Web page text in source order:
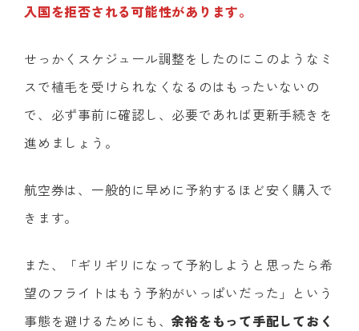
入国を拒否される可能性があります。
せっかくスケジュール調整をしたのにこのようなミ
スで植毛を受けられなくなるのはもったいないの
で、必ず事前に確認し、必要であれば更新手続きを
進めましょう。
航空券は、一般的に早めに予約するほど安く購入で
きます。
また、「ギリギリになって予約しようと思ったら希
望のフライトはもう予約がいっぱいだった」という
事態を避けるためにも、余裕をもって手配しておく